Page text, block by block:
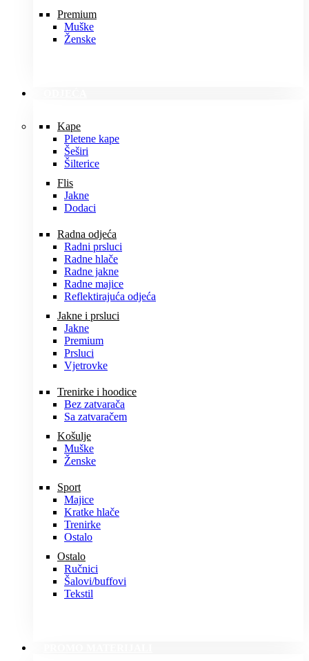
Premium
Muške
Ženske
Kape
Pletene kape
Šeširi
Šilterice
Flis
Jakne
Dodaci
Radna odjeća
Radni prsluci
Radne hlače
Radne jakne
Radne majice
Reflektirajuća odjeća
Jakne i prsluci
Jakne
Premium
Prsluci
Vjetrovke
Trenirke i hoodice
Bez zatvarača
Sa zatvaračem
Košulje
Muške
Ženske
Sport
Majice
Kratke hlače
Trenirke
Ostalo
Ostalo
Ručnici
Šalovi/buffovi
Tekstil